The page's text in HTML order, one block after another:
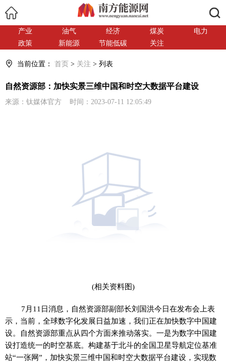
产业 油气 经济 煤炭
电力
政策
新能源 节能低碳 关注
当前位置： 首页 > 关注 > 列表
自然资源部：加快实景三维中国和时空大数据平台建设
来源：钛媒体官方 时间：2023-07-11 12:05:49
(相关资料图)
7月11日消息，自然资源部副部长刘国洪今日在发布会上表
示，当前，全球数字化发展日益加速，我们正在加快数字中国建
设。自然资源部重点从四个方面来推动落实。一是为数字中国建
设打造统一的时空基底。构建基于北斗的全国卫星导航定位基准
站“一张网”，加快实景三维中国和时空大数据平台建设，实现数